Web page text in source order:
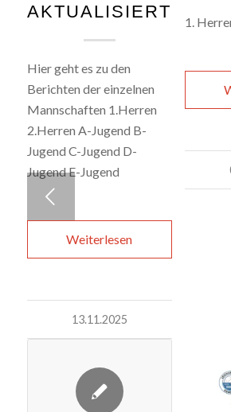
AKTUALISIERT
Hier geht es zu den
Berichten der einzelnen
Mannschaften 1.Herren
2.Herren A-Jugend B-
Jugend C-Jugend D-
Jugend E-Jugend
Weiterlesen
13.11.2025
1.
Weiter